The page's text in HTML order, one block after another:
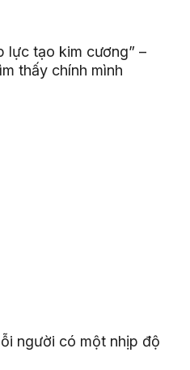
lực tạo kim cương” –
thấy chính mình
người có một nhịp độ